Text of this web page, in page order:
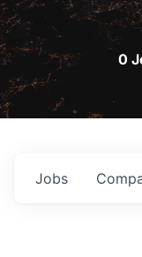
0
Jobs